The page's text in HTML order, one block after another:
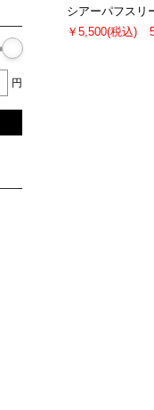
円
シアーパフスリ
￥5,500(税込)